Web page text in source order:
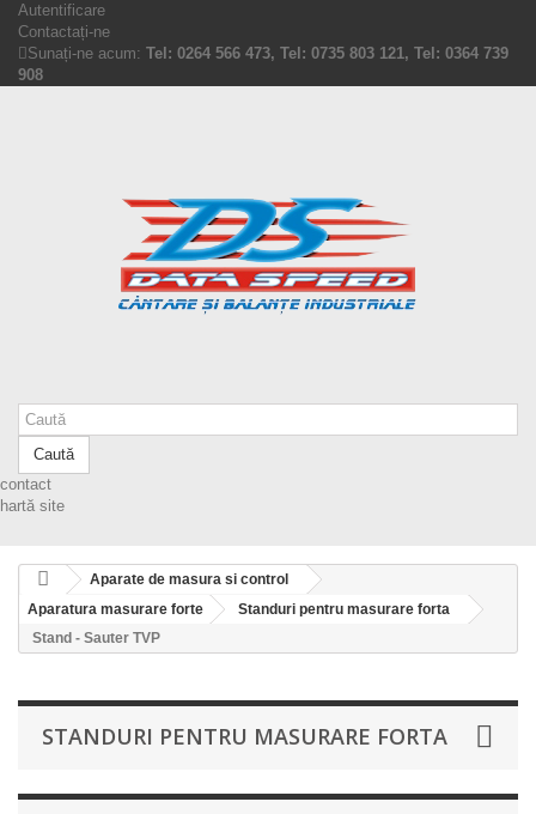
Autentificare
Contactați-ne
Sunați-ne acum: Tel: 0264 566 473, Tel: 0735 803 121, Tel: 0364 739
908
Caută
contact
hartă site
Aparate de masura si control
Aparatura masurare forte
Standuri pentru masurare forta
Stand - Sauter TVP
STANDURI PENTRU MASURARE FORTA